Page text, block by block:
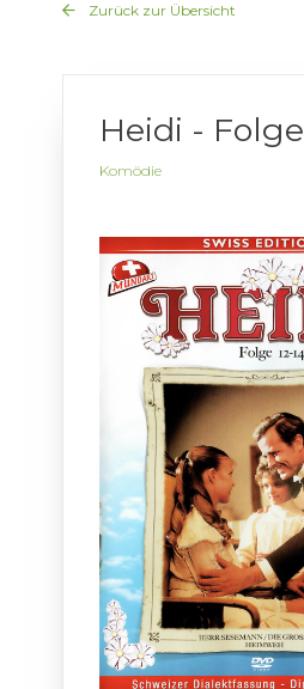
Zurück zur Übersicht
Heidi -
Komödie